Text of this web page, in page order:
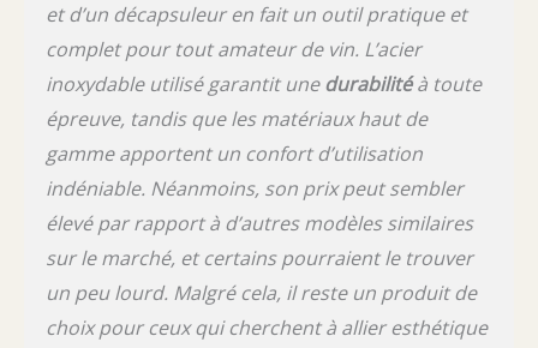
et d’un décapsuleur en fait un outil pratique et
complet pour tout amateur de vin. L’acier
inoxydable utilisé garantit unedurabilitéà toute
épreuve, tandis que les matériaux haut de
gamme apportent un confort d’utilisation
indéniable. Néanmoins, son prix peut sembler
élevé par rapport à d’autres modèles similaires
sur le marché, et certains pourraient le trouver
un peu lourd. Malgré cela, il reste un produit de
choix pour ceux qui cherchent à allier esthétique